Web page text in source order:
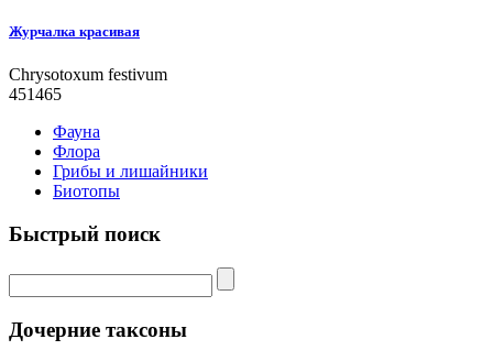
Журчалка красивая
Chrysotoxum festivum
451465
Фауна
Флора
Грибы и лишайники
Биотопы
Быстрый поиск
Дочерние таксоны